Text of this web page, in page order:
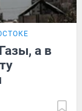
а в